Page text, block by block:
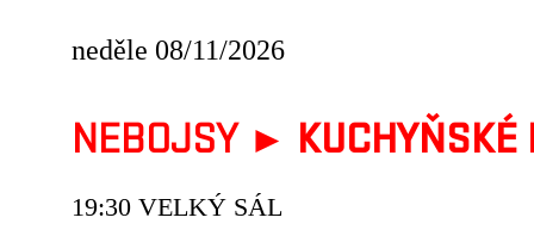
neděle 08/11/2026
NEBOJSY ► KUCHYŇSKÉ
19:30 VELKÝ SÁL